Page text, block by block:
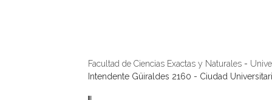
Facultad de Ciencias Exactas y Naturales -
Intendente Güiraldes 2160 - Ciudad